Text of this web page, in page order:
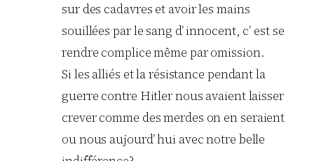
sur des cadavres et avoir les mains
souillées par le sang d’ innocent, c’ est se
rendre complice même par omission.
Si les alliés et la résistance pendant la
guerre contre Hitler nous avaient laisser
crever comme des merdes on en seraient
ou nous aujourd’ hui avec notre belle